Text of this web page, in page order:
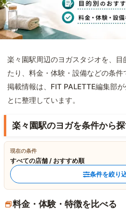
楽々園駅周辺のヨガスタジオを、目
たり、料金・体験・設備などの条件
掲載情報は、FIT PALETTE編集部
とに整理しています。
楽々園駅のヨガを条件から
現在の条件
すべての店舗 / おすすめ順
条件を絞り
料金・体験・特徴を比べる